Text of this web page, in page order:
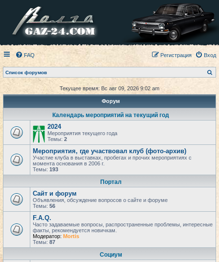
FAQ Вход
Регистрация
Список форумов
о
к
Текущее время: Вс авг 09, 2026 9:02 am
Форум
Календарь мероприятий на текущий год
2024
Мероприятия текущего года
Темы: 2
Мероприятия, где участвовал клуб (фото-архив)
Участие клуба в выставках, пробегах и прочих мероприятиях с
момента основания в 2006 г.
Темы: 193
Портал
Сайт и форум
Объявления, обсуждение вопросов о сайте и форуме
Темы: 56
F.A.Q.
Часто задаваемые вопросы, распространенные проблемы, интересные
факты, рекомендуется новичкам.
Модератор: Mortis
Темы: 87
Социум